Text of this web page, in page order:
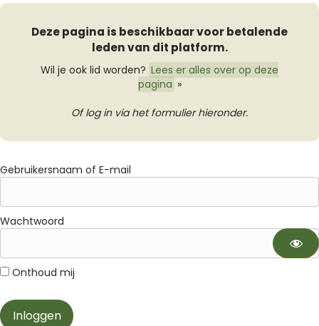
Deze pagina is beschikbaar voor betalende
leden van dit platform.
Wil je ook lid worden? Lees er alles over op deze
pagina »
Of log in via het formulier hieronder.
Gebruikersnaam of E-mail
Wachtwoord
Onthoud mij